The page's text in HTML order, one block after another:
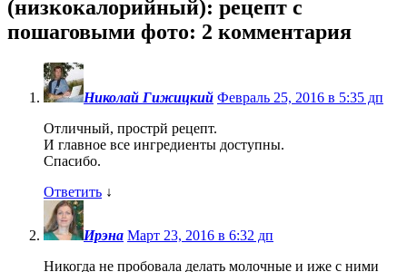
(низкокалорийный): рецепт с
пошаговыми фото: 2 комментария
Николай Гижицкий Февраль 25, 2016 в 5:35 дп
Отличный, прострй рецепт.
И главное все ингредиенты доступны.
Спасибо.
Ответить ↓
Ирэна Март 23, 2016 в 6:32 дп
Никогда не пробовала делать молочные и иже с ними